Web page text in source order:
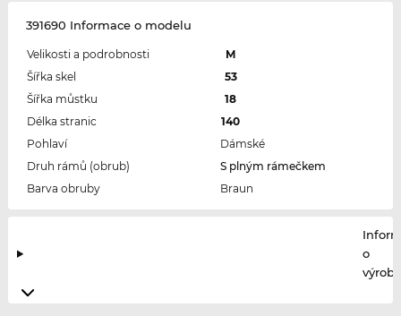
391690 Informace o modelu
Velikosti a podrobnosti
M
Šířka skel
53
Šířka můstku
18
Délka stranic
140
Pohlaví
Dámské
Druh rámů (obrub)
S plným rámečkem
Barva obruby
Braun
o